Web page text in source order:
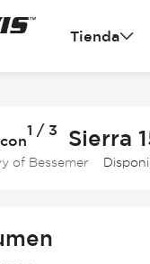
Tienda
1 / 3
GMC Sierra
of Bessemer